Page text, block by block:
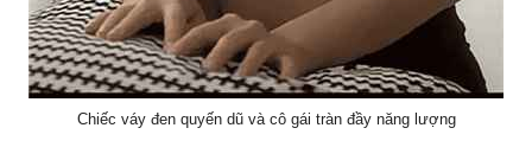
Chiếc váy đen quyến dũ và cô gái tràn đầy năng lượng